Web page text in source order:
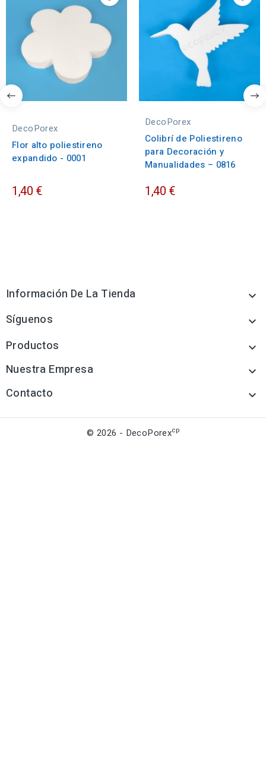
DecoPorex
Flor alto poliestireno
expandido - 0001
1,40 €
DecoPorex
Colibrí de Poliestireno
para Decoración y
Manualidades – 0816
1,40 €
Información De La Tienda 
Síguenos 
Productos 
Nuestra Empresa 
Contacto 
© 2026 - DecoPorexcp